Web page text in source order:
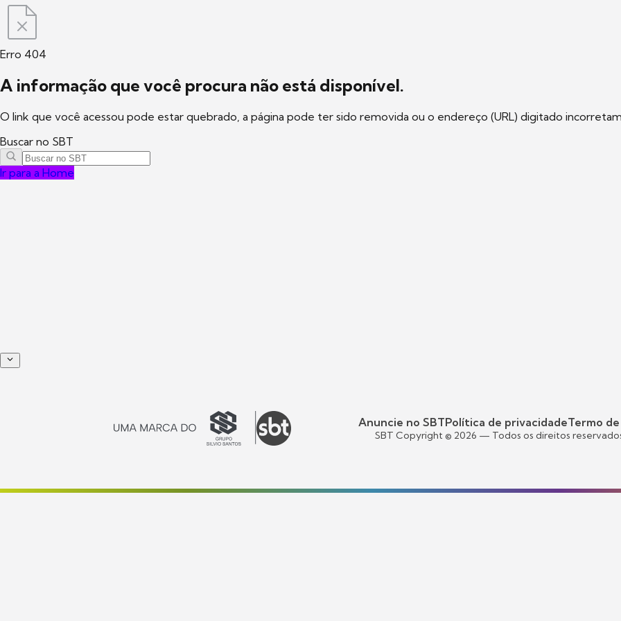
Erro 404
A informação que você procura não está disponível.
O link que você acessou pode estar quebrado, a página pode ter sido removida ou o endereço (URL) digitado
Buscar no SBT
Ir para a Home
Anuncie no SBTPolítica de privacidadeTermo de
SBT Copyright © 2026 — Todos os direitos